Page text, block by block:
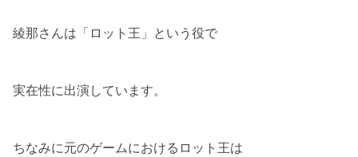
綾那さんは「ロット王」という役で
実在性に出演しています。
ちなみに元のゲームにおけるロット王は